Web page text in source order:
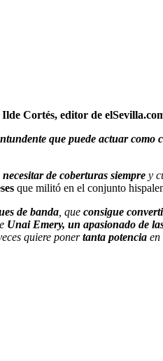
Cortés, editor de
que puede actuar como
necesitar de coberturas siempre y
que militó en el conjunto
de banda , que consigue
Unai Emery, un apasionado de
quiere ponertanta potencia en